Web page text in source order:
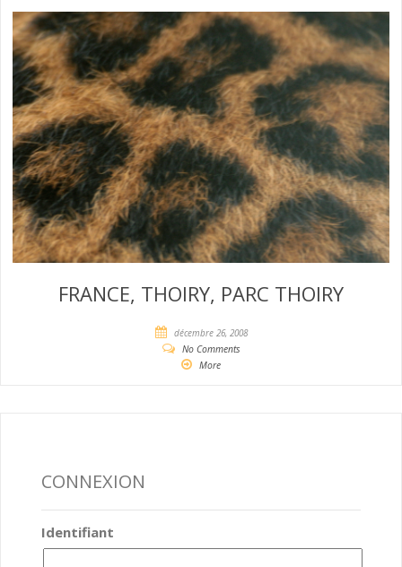
FRANCE, THOIRY, PARC THOIRY
décembre 26, 2008
No Comments
More
CONNEXION
Identifiant